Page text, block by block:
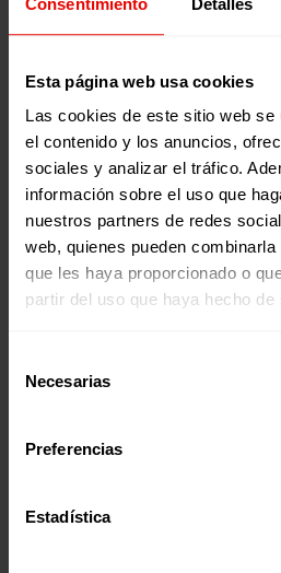
Esta página web usa cookies
Las cookies de este sitio web se
el contenido y los anuncios,
sociales y analizar el tráfico.
información sobre el uso que
nuestros partners de redes
web, quienes pueden
que les haya proporcionado o
partir del uso que haya hecho
Necesarias
Preferencias
Estadística
© JRS / R.D.